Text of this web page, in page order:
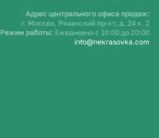
Адрес центрального офиса продаж:
г. Москва, Рязанский пр-кт, д. 24 к. 2
Режим работы: Ежедневно c 10:00 до 20:00
info@nekrasovka.com